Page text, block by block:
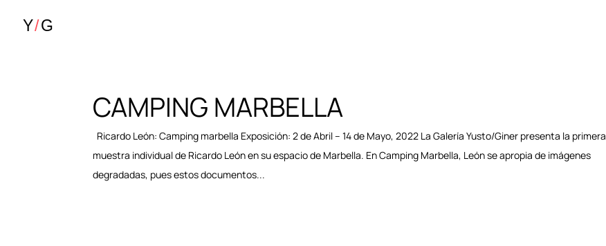
CAMPING MARBELLA
Ricardo León: Camping marbella Exposición: 2 de Abril – 14 de Mayo, 2022 La Galería Yusto/Giner presenta la primera
muestra individual de Ricardo León en su espacio de Marbella. En Camping Marbella, León se apropia de imágenes
degradadas, pues estos documentos...